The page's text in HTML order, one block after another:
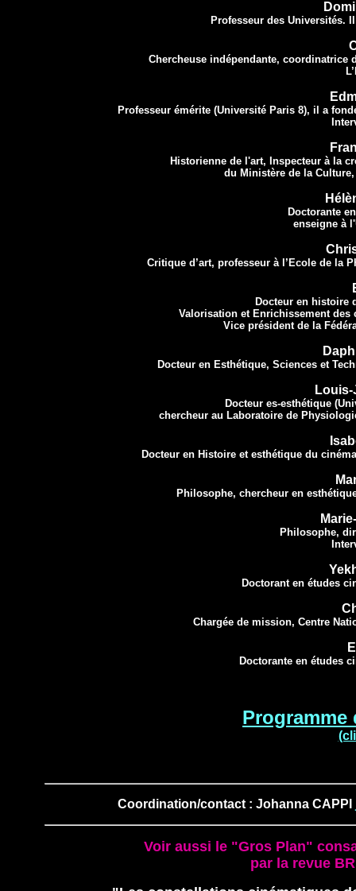
Professeur des Universités.
Chercheuse indépendante, coordinatrice
Professeur émérite (Université Paris 8), il a
Historienne de l'art, Inspecteur à la
du Ministère de la
Doctorante
enseigne à
Critique d’art, professeur à l’Ecole de la
Docteur en histoire
Valorisation et Enrichissement des
Vice président de la
Docteur en Esthétique, Sciences et
Louis-
Docteur es-esthétique
chercheur au Laboratoire de
Docteur en Histoire et esthétique du
Philosophe, chercheur en
Philosophe,
Doctorant en études
Chargée de mission, Centre
Doctorante en études
Coordination/contact : Johanna CAPPI
Voir aussi le "Gros Plan"
par la revue